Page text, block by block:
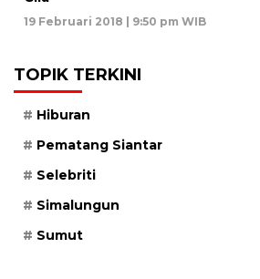
19 Februari 2018 | 9:50 pm WIB
TOPIK TERKINI
Hiburan
Pematang Siantar
Selebriti
Simalungun
Sumut